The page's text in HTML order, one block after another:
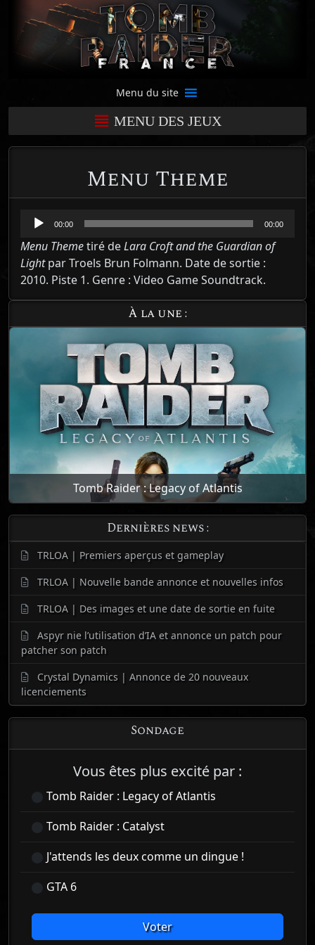
Menu du site
MENU DES JEUX
Menu Theme
Lecteur
audio
00:00 00:00
Menu Themetiré deLara Croft and the Guardian of
Lightpar Troels Brun Folmann. Date de sortie :
2010. Piste 1. Genre : Video Game Soundtrack.
À la une :
Tomb Raider : Legacy of Atlantis
Dernières news :
TRLOA | Premiers aperçus et gameplay
TRLOA | Nouvelle bande annonce et nouvelles infos
TRLOA | Des images et une date de sortie en fuite
Aspyr nie l’utilisation d’IA et annonce un patch pour
patcher son patch
Crystal Dynamics | Annonce de 20 nouveaux
licenciements
Sondage
Vous êtes plus excité par :
Tomb Raider : Legacy of Atlantis
Tomb Raider : Catalyst
J'attends les deux comme un dingue !
GTA 6
Voter